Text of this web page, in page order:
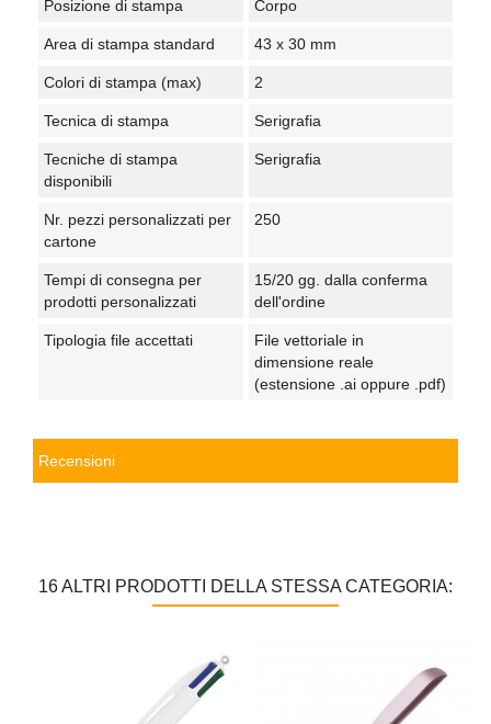
Posizione di stampa Corpo
Area di stampa standard 43 x 30 mm
Colori di stampa (max) 2
Tecnica di stampa Serigrafia
Tecniche di stampa
disponibili
Serigrafia
Nr. pezzi personalizzati per
cartone
250
Tempi di consegna per
prodotti personalizzati
15/20 gg. dalla conferma
dell'ordine
Tipologia file accettati
File vettoriale in
dimensione reale
(estensione .ai oppure .pdf)
Recensioni
16 ALTRI PRODOTTI DELLA STESSA CATEGORIA: